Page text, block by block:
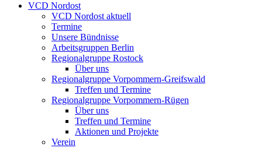
VCD Nordost
VCD Nordost aktuell
Termine
Unsere Bündnisse
Arbeitsgruppen Berlin
Regionalgruppe Rostock
Über uns
Regionalgruppe Vorpommern-Greifswald
Treffen und Termine
Regionalgruppe Vorpommern-Rügen
Über uns
Treffen und Termine
Aktionen und Projekte
Verein